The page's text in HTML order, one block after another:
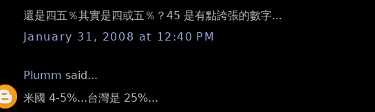
還是四五％其實是四或五％？45 是有點誇張的數字...
January 31, 2008 at 12:40 PM
Plumm said...
米國 4-5%...台灣是 25%...